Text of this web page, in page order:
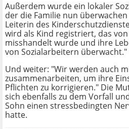
Außerdem wurde ein lokaler
der die Familie nun
Leiterin des
wird als Kind registriert, das
misshandelt wurde und ihre
von Sozialarbeitern überwacht."
Und weiter: "Wir werden auch
zusammenarbeiten, um ihre
Pflichten zu korrigieren." Die
sich ebenfalls zu dem Vorfall
Sohn einen stressbedingten
hatte.